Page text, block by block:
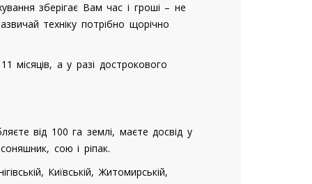
зберігає Вам час і гроші – не
техніку потрібно щорічно
місяців, а у разі дострокового
від 100 га землі, маєте досвід у
сою і ріпак.
Київській, Житомирській,